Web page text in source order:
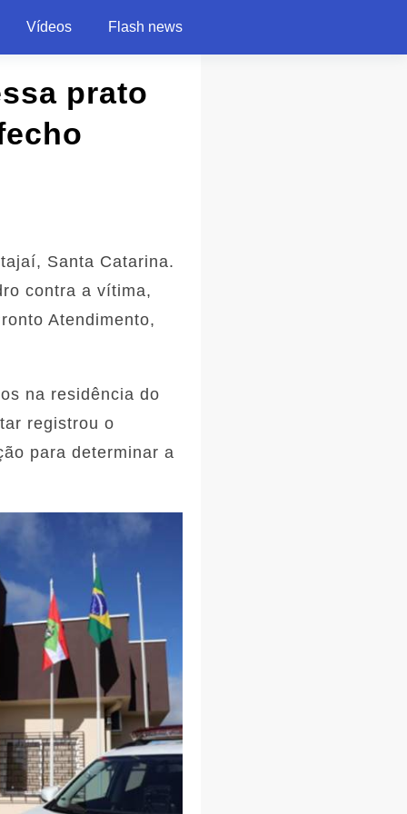
Vídeos Flash news
prato
Santa Catarina.
contra a vítima,
Atendimento,
na residência do
registrou o
para determinar a